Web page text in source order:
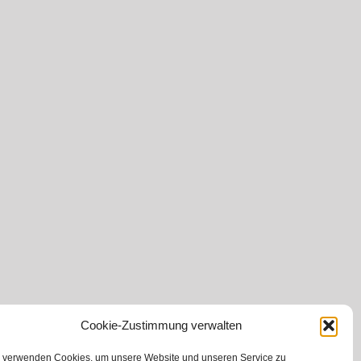
Cookie-Zustimmung verwalten
verwenden Cookies, um unsere Website und unseren Service zu